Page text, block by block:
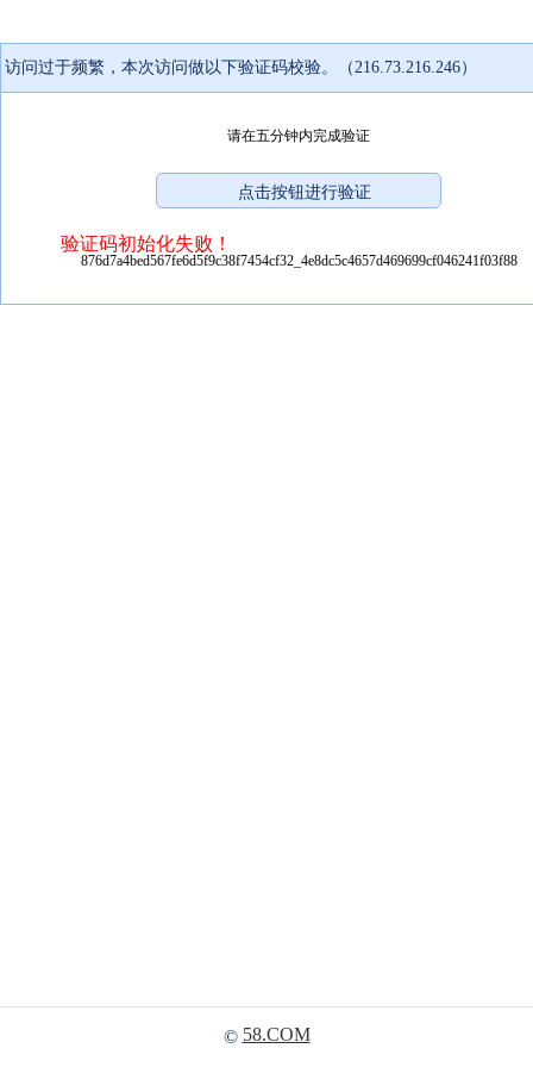
访问过于频繁，本次访问做以下验证码校验。（216.73.216.246）
请在五分钟内完成验证
验证码初始化失败！
876d7a4bed567fe6d5f9c38f7454cf32_4e8dc5c4657d469699cf046241f03f88
© 58.COM